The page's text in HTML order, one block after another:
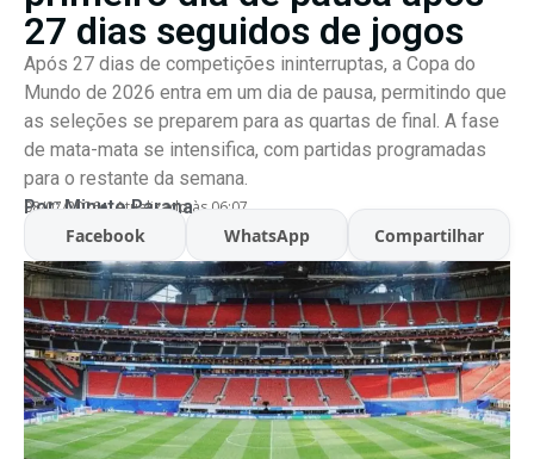
27 dias seguidos de jogos
Após 27 dias de competições ininterruptas, a Copa do
Mundo de 2026 entra em um dia de pausa, permitindo que
as seleções se preparem para as quartas de final. A fase
de mata-mata se intensifica, com partidas programadas
para o restante da semana.
Por:Minuto Parana
08/07/2026 Atualizado às 06:07
Facebook WhatsApp Compartilhar